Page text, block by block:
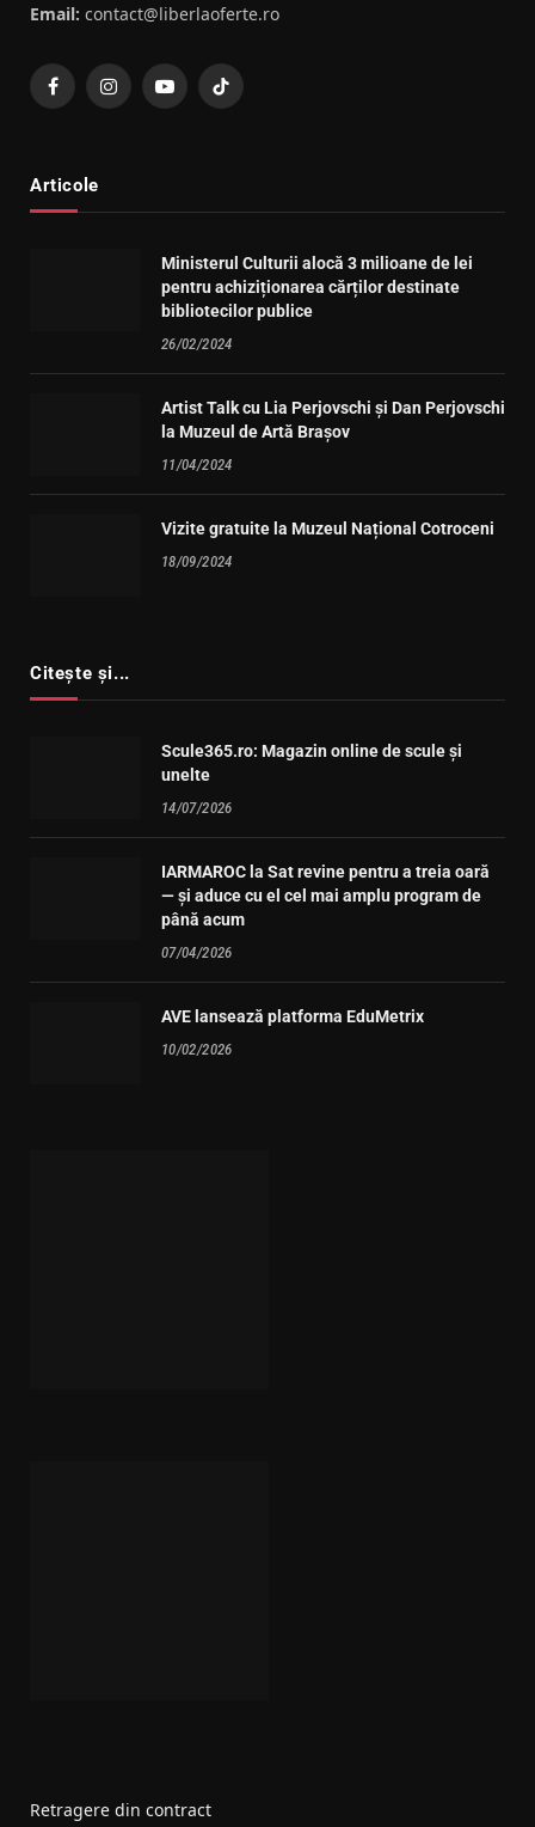
Email: contact@liberlaoferte.ro
FacebookInstagramYouTubeTikTok
Articole
Ministerul Culturii alocă 3 milioane de lei
pentru achiziționarea cărților destinate
bibliotecilor publice
26/02/2024
Artist Talk cu Lia Perjovschi și Dan Perjovschi
la Muzeul de Artă Brașov
11/04/2024
Vizite gratuite la Muzeul Național Cotroceni
18/09/2024
Citește și...
Scule365.ro: Magazin online de scule și
unelte
14/07/2026
IARMAROC la Sat revine pentru a treia oară
— și aduce cu el cel mai amplu program de
până acum
07/04/2026
AVE lansează platforma EduMetrix
10/02/2026
Retragere din contract